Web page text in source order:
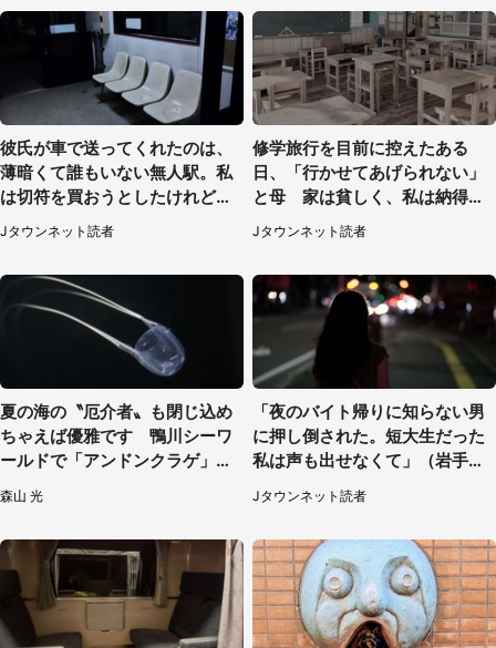
彼氏が車で送ってくれたのは、
薄暗くて誰もいない無人駅。私
は切符を買おうとしたけれど
（山形県・20代女性）
Jタウンネット読者
修学旅行を目前に控えたある
日、「行かせてあげられない」
と母 家は貧しく、私は納得し
たけれど...（北海道・70代以上
女性）
Jタウンネット読者
夏の海の〝厄介者〟も閉じ込め
ちゃえば優雅です 鴨川シーワ
ールドで「アンドンクラゲ」期
間限定展示【7／29～】
森山 光
「夜のバイト帰りに知らない男
に押し倒された。短大生だった
私は声も出せなくて」（岩手
県・50代女性）
Jタウンネット読者